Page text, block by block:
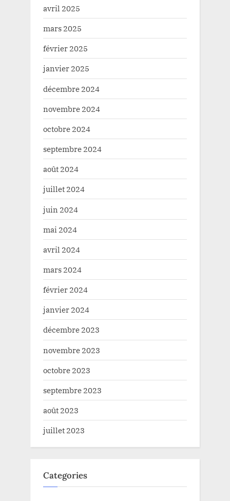
avril 2025
mars 2025
février 2025
janvier 2025
décembre 2024
novembre 2024
octobre 2024
septembre 2024
août 2024
juillet 2024
juin 2024
mai 2024
avril 2024
mars 2024
février 2024
janvier 2024
décembre 2023
novembre 2023
octobre 2023
septembre 2023
août 2023
juillet 2023
Categories